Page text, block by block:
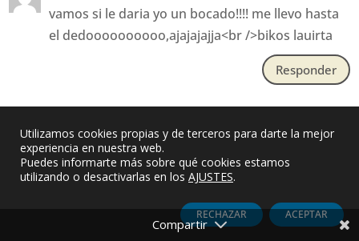
vamos si le daria yo un bocado!!!! me llevo hasta
el dedoooooooooo,ajajajajja<br />bikos lauirta
Responder
el 24 octubre, 2010 a las 17:13
c&#39;est du bon travail, je te pique quelques
uns au passage<br />bonne journée
Responder
Utilizamos cookies propias y de terceros para darte la mejor
experiencia en nuestra web.
Puedes informarte más sobre qué cookies estamos
utilizando o desactivarlas en los AJUSTES.
ACEPTAR
RECHAZAR